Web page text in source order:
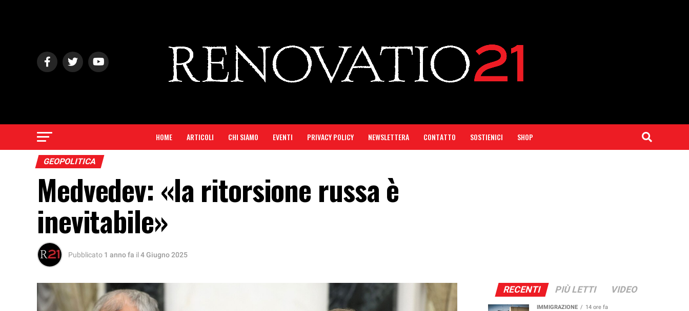
HOME ARTICOLI CHI SIAMO EVENTI PRIVACY POLICY NEWSLETTERA CONTATTO SOSTIENICI SHOP
GEOPOLITICA
Medvedev: «la ritorsione russa è
inevitabile»
Pubblicato 1 anno fa il4 Giugno 2025
RECENTI PIÙ LETTI VIDEO
IMMIGRAZIONE 14 ore fa